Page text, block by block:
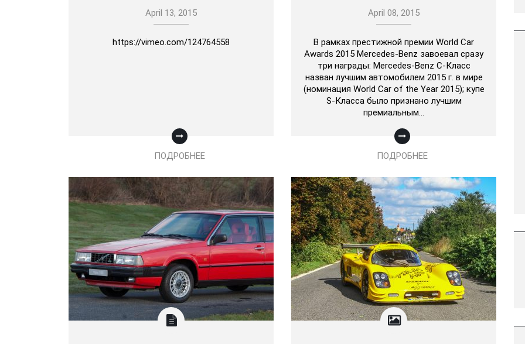
April 13, 2015
https://vimeo.com/124764558
ПОДРОБНЕЕ
April 08, 2015
В рамках престижной премии World Car
Awards 2015 Mercedes-Benz завоевал сразу
три награды: Mercedes-Benz C-Класс
назван лучшим автомобилем 2015 г. в мире
(номинация World Car of the Year 2015); купе
S-Класса было признано лучшим
премиальным…
ПОДРОБНЕЕ